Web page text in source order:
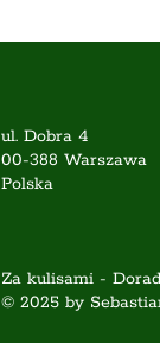
ul. Dobra 4
00-388 Warszawa
Polska
Za kulisami -
© 2025 by